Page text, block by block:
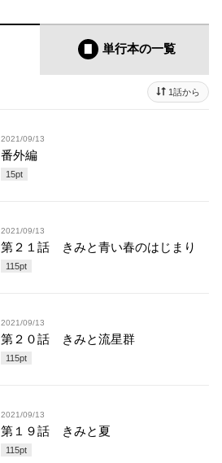
単行本の一覧
1話から
2021/09/13
番外編
15pt
2021/09/13
第２１話 きみと青い春のはじまり
115pt
2021/09/13
第２０話 きみと流星群
115pt
2021/09/13
第１９話 きみと夏
115pt